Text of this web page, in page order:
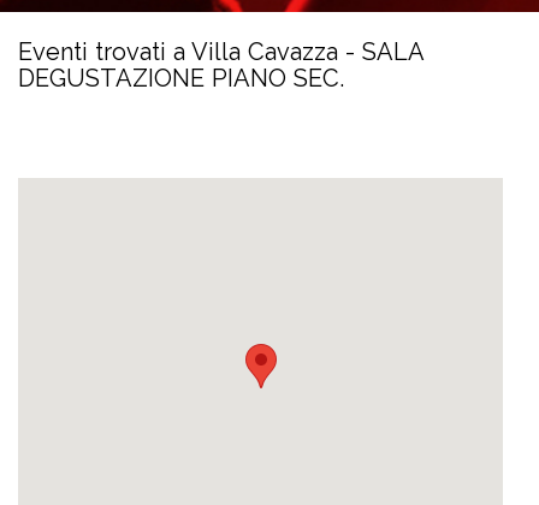
Eventi trovati a Villa Cavazza - SALA
DEGUSTAZIONE PIANO SEC.